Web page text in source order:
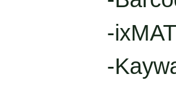
-
-